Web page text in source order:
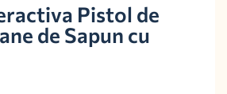
Pistol de
de Sapun cu